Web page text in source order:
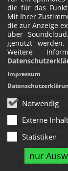
die für das
Mit Ihrer
die zur Anzeige
über
genutzt
Weitere
Notwendig
Externe
Statistiken
nur
Impressum
Seit
Viernheim
Vogelpark
zu
und
wird hier
Bereichen